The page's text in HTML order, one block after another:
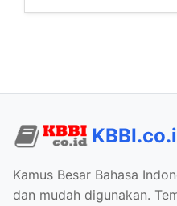
Kamus Besar Bahasa
dan mudah digunakan.